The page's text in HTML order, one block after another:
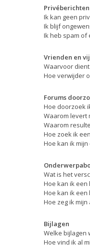
Privéberichten
Ik kan geen
Ik blijf
Ik heb spam of
Vrienden en
Waarvoor
Hoe verwijder
Forums
Hoe doorzoek
Waarom levert
Waarom
Hoe zoek ik
Hoe kan ik
Wat is het
Hoe kan ik
Hoe kan ik
Hoe zeg ik
Bijlagen
Welke bijlagen
Hoe vind ik al